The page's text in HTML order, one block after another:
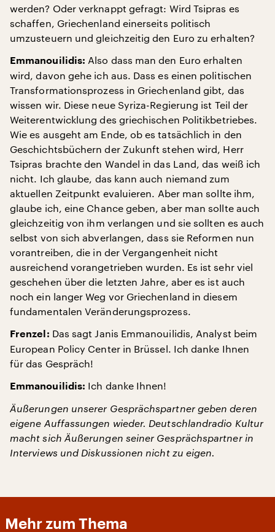
werden? Oder verknappt gefragt: Wird Tsipras es
schaffen, Griechenland einerseits politisch
umzusteuern und gleichzeitig den Euro zu erhalten?
Emmanouilidis: Also dass man den Euro erhalten
wird, davon gehe ich aus. Dass es einen politischen
Transformationsprozess in Griechenland gibt, das
wissen wir. Diese neue Syriza-Regierung ist Teil der
Weiterentwicklung des griechischen Politikbetriebes.
Wie es ausgeht am Ende, ob es tatsächlich in den
Geschichtsbüchern der Zukunft stehen wird, Herr
Tsipras brachte den Wandel in das Land, das weiß ich
nicht. Ich glaube, das kann auch niemand zum
aktuellen Zeitpunkt evaluieren. Aber man sollte ihm,
glaube ich, eine Chance geben, aber man sollte auch
gleichzeitig von ihm verlangen und sie sollten es auch
selbst von sich abverlangen, dass sie Reformen nun
vorantreiben, die in der Vergangenheit nicht
ausreichend vorangetrieben wurden. Es ist sehr viel
geschehen über die letzten Jahre, aber es ist auch
noch ein langer Weg vor Griechenland in diesem
fundamentalen Veränderungsprozess.
Frenzel: Das sagt Janis Emmanouilidis, Analyst beim
European Policy Center in Brüssel. Ich danke Ihnen
für das Gespräch!
Emmanouilidis: Ich danke Ihnen!
Äußerungen unserer Gesprächspartner geben deren
eigene Auffassungen wieder. Deutschlandradio Kultur
macht sich Äußerungen seiner Gesprächspartner in
Interviews und Diskussionen nicht zu eigen.
Mehr zum Thema